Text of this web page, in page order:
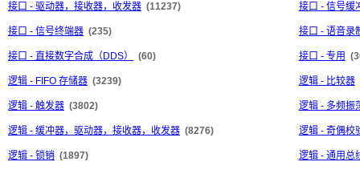
接口 - 驱动器，接收器，收发器 (11237) 接口 - 信号缓
接口 - 信号终端器 (235) 接口 - 语音录
接口 - 直接数字合成（DDS） (60) 接口 - 专用
逻辑 - FIFO 存储器 (3239) 逻辑 - 比较器
逻辑 - 触发器 (3802) 逻辑 - 多频振
逻辑 - 缓冲器，驱动器，接收器，收发器 (8276) 逻辑 - 奇偶校
逻辑 - 锁销 (1897) 逻辑 - 通用总